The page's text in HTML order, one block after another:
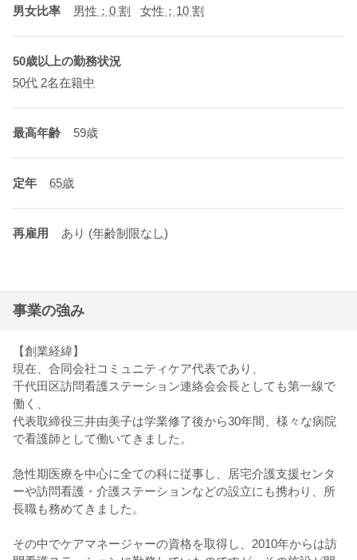
男女比率 男性：0 割 女性：10 割
50歳以上の勤務状況
50代 2名在籍中
最高年齢 59歳
定年 65歳
再雇用 あり (年齢制限なし)
事業の強み
【創業経緯】
現在、合同会社コミュニティケア代表であり、
千代田区訪問看護ステーション連絡会会長としても第一線で
働く、
代表取締役三井由美子は学業修了後から30年間、様々な病院
で看護師として働いてきました。
急性期医療を中心に全ての科に従事し、居宅介護支援センタ
ーや訪問看護・介護ステーションなどの設立にも携わり、所
長職も務めてきました。
その中でケアマネージャーの資格を取得し、2010年からは訪